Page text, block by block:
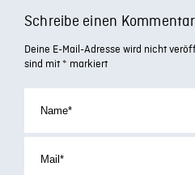
Schreibe einen Kommentar
Deine E-Mail-Adresse wird nicht
sind mit * markiert